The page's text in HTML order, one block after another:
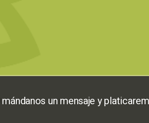
mándanos un mensaje y